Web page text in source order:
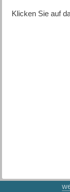
Klicken Sie auf